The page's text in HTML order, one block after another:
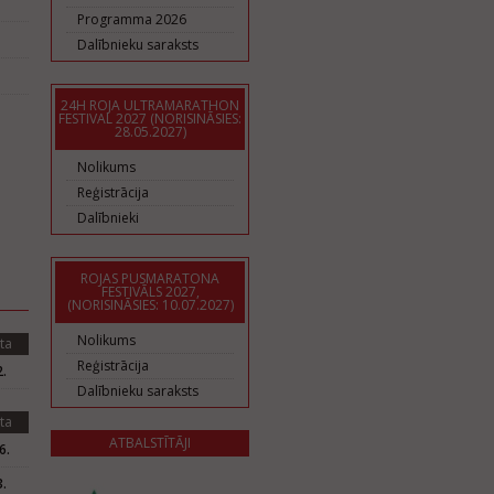
Programma 2026
Dalībnieku saraksts
24H ROJA ULTRAMARATHON
FESTIVAL 2027 (NORISINĀSIES:
28.05.2027)
Nolikums
Reģistrācija
Dalībnieki
ROJAS PUSMARATONA
FESTIVĀLS 2027,
(NORISINĀSIES: 10.07.2027)
Nolikums
Reģistrācija
Dalībnieku saraksts
ATBALSTĪTĀJI